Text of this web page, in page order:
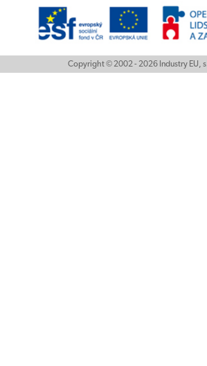
Copyright © 2002 - 2026 Industry EU,